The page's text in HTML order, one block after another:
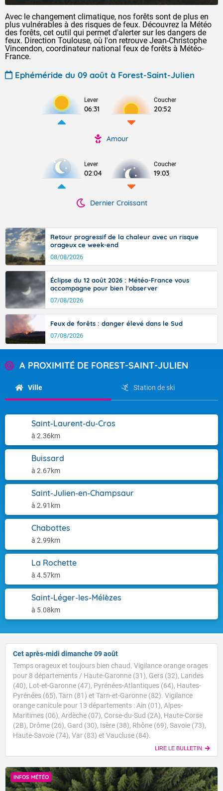
Avec le changement climatique, nos forêts sont de plus en
plus vulnérables à des risques de feux. Découvrez la Météo
des forêts, cet outil qui permet d'alerter sur les dangers de
feux. Direction Toulouse, où l'on retrouve Jean-Christophe
Vincendon, coordinateur national feux de forêts à Météo-
France.
Ephéméride du 09 août à Forest-Saint-Julien
Lever
06:31
Coucher
20:52
Amour
Lever
02:04
Coucher
19:03
Dernier Croissant
Retour progressif de la chaleur avec un risque
orageux ce week-end
08/08/2026
Éclipse du 12 août 2026 : Météo-France vous
accompagne pour bien l'observer
07/08/2026
Feux de forêts : danger élevé dans le Sud
07/08/2026
A PROXIMITÉ DE FOREST-SAINT-JULIEN
Ville Station de ski
Saint-Laurent-du-Cros
à 2.36km
Buissard
à 2.67km
Saint-Julien-en-Champsaur
à 2.91km
Chabottes
à 2.99km
La Rochette
à 4.57km
Saint-Léger-les-Mélèzes
à 5.08km
Cet après-midi dimanche 09 août
Temps orageux et toujours bien chaud. Vigilance orange orages
pour 8 départements / Haute-Garonne (31), Gers (32), Landes
(40), Lot-et-Garonne (47), Pyrénées-Atlantiques (64), Hautes-
Pyrénées (65), Tarn (81) et Tarn-et-Garonne (82). Vigilance
orange canicule pour 13 départements : Ain (01), Alpes-
Maritimes (06), Ardèche (07), Corse-du-Sud (2A), Haute-Corse
(2B), Drôme (26), Gard (30), Isère (38), Rhône (69), Savoie (73),
Haute-Savoie (74), Var (83) et Vaucluse (84).
LIRE LE BULLETIN
INFOS MÉTÉO